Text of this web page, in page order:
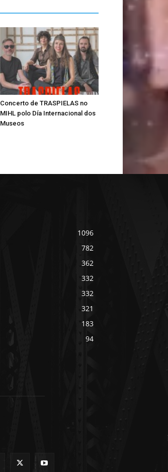
Concerto de TRASPIELAS no
MIHL polo Día Internacional dos
Museos
1096
782
362
332
332
321
183
94